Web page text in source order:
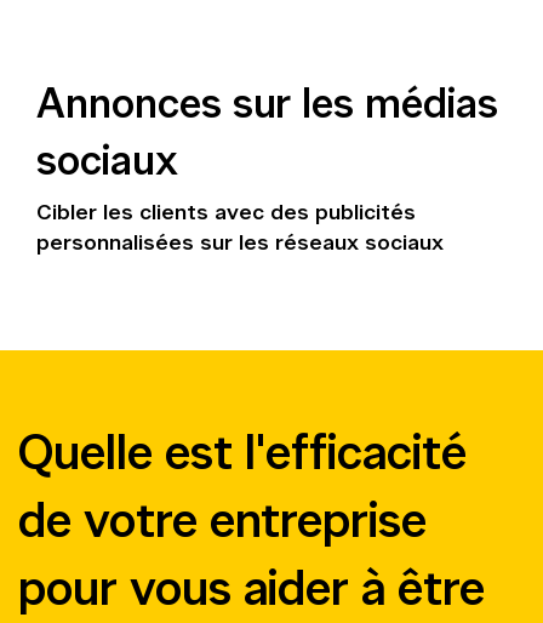
Quelle est l'efficacité
de votre entreprise
pour vous aider à être
Annonces sur les médias
sociaux
Cibler les clients avec des publicités
personnalisées sur les réseaux sociaux